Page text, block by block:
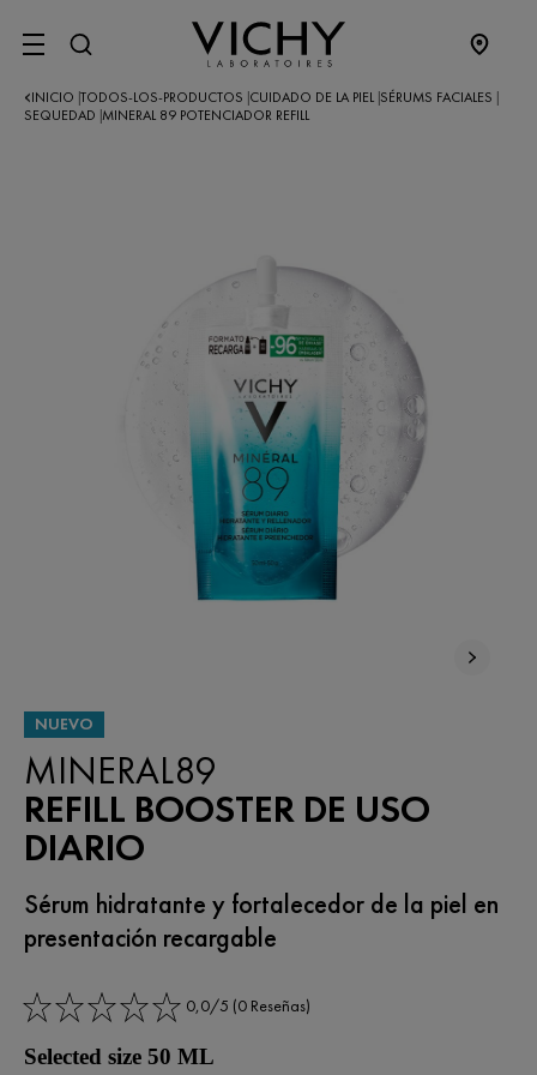
SITE MENU
INICIO TODOS-LOS-PRODUCTOS CUIDADO DE LA PIEL SÉRUMS FACIALES
SEQUEDAD MINERAL 89 POTENCIADOR REFILL
NUEVO
MINERAL89
REFILL BOOSTER DE USO
DIARIO
Sérum hidratante y fortalecedor de la piel en
presentación recargable
0,0/5 (0 Reseñas)
Selected size 50 ML